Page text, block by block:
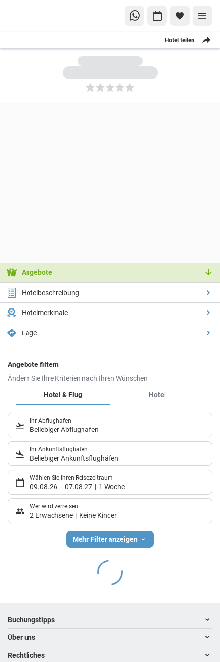
Hotel teilen
5
Angebote
Hotelbeschreibung
Hotelmerkmale
Lage
Angebote filtern
Ändern Sie Ihre Kriterien nach Ihren Wünschen
Hotel & Flug
Hotel
Ihr Abflughafen
Beliebiger Abflughafen
Ihr Ankunftsflughafen
Beliebiger Ankunftsflughäfen
Wählen Sie Ihren Reisezeitraum
09.08.26 – 07.08.27 1 Woche
Wer wird verreisen
2 Erwachsene Keine Kinder
Mehr Filter anzeigen
Footer navigation
Buchungstipps
Warum im Reisebüro buchen
Hoteltipps
Über uns
Kontakt
Rechtliches